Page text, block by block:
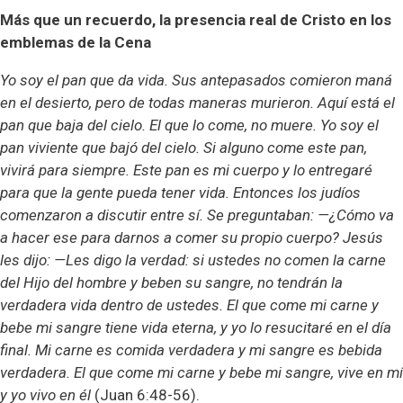
Más que un recuerdo, la presencia real de Cristo en los
emblemas de la Cena
Yo soy el pan que da vida. Sus antepasados comieron maná
en el desierto, pero de todas maneras murieron. Aquí está el
pan que baja del cielo. El que lo come, no muere. Yo soy el
pan viviente que bajó del cielo. Si alguno come este pan,
vivirá para siempre. Este pan es mi cuerpo y lo entregaré
para que la gente pueda tener vida. Entonces los judíos
comenzaron a discutir entre sí. Se preguntaban: —¿Cómo va
a hacer ese para darnos a comer su propio cuerpo? Jesús
les dijo: —Les digo la verdad: si ustedes no comen la carne
del Hijo del hombre y beben su sangre, no tendrán la
verdadera vida dentro de ustedes. El que come mi carne y
bebe mi sangre tiene vida eterna, y yo lo resucitaré en el día
final. Mi carne es comida verdadera y mi sangre es bebida
verdadera. El que come mi carne y bebe mi sangre, vive en mí
y yo vivo en él (Juan 6:48-56).